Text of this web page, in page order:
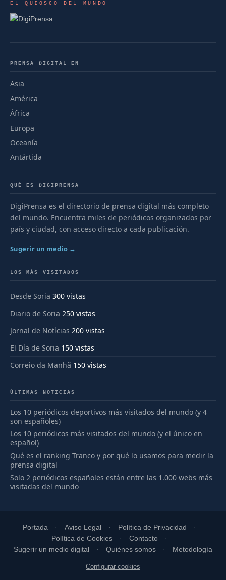
EL QUIOSCO DEL MUNDO
PRENSA DIGITAL EN
Asia
América
África
Europa
Oceanía
Antártida
QUÉ ES DIGIPRENSA
DigiPrensa es el directorio de prensa digital más completo
del mundo. Encuentra miles de periódicos organizados por
país y ciudad, con acceso directo a cada publicación.
Sugerir un medio →
LOS MÁS VISITADOS
Desde Soria 300 vistas
Diario de Soria 250 vistas
Jornal de Notícias 200 vistas
El Día de Soria 150 vistas
Correio da Manhã 150 vistas
ÚLTIMAS NOTICIAS
Los 10 periódicos deportivos más visitados del mundo (y 4
son españoles)
Los 10 periódicos más visitados del mundo (y el único en
español)
Qué es el ranking Tranco y por qué lo usamos para medir la
prensa digital
Solo 2 periódicos españoles están entre las 1.000 webs más
visitadas del mundo
Portada Aviso Legal
Política de Privacidad
Política de Cookies
Contacto
Sugerir un medio digital
Quiénes somos Metodología
Configurar cookies